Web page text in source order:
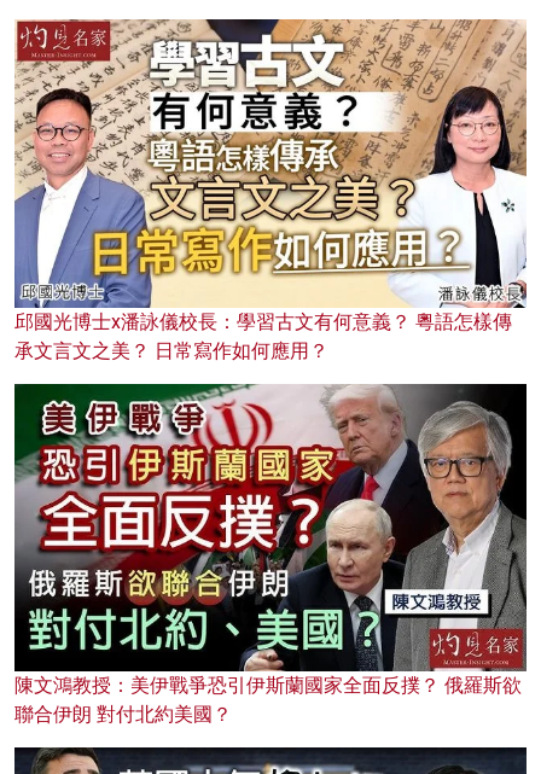
邱國光博士x潘詠儀校長：學習古文有何意義？ 粵語怎樣傳
承文言文之美？ 日常寫作如何應用？
陳文鴻教授：美伊戰爭恐引伊斯蘭國家全面反撲？ 俄羅斯欲
聯合伊朗 對付北約美國？